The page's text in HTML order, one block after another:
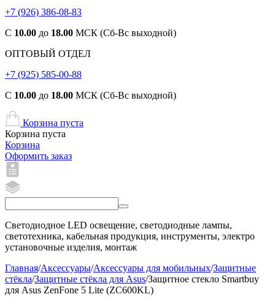
+7 (926) 386-08-83
С 10.00 до 18.00 МСК (Сб-Вс выходной)
ОПТОВЫЙ ОТДЕЛ
+7 (925) 585-00-88
С 10.00 до 18.00 МСК (Сб-Вс выходной)
Корзина пуста
Корзина пуста
Корзина
Оформить заказ
Светодиодное LED освещение, светодиодные лампы,
светотехника, кабельная продукция, инструменты, электро
установочные изделия, монтаж
Главная/Аксессуары/Аксессуары для мобильных/Защитные
стёкла/Защитные стёкла для Asus/Защитное стекло Smartbuy
для Asus ZenFone 5 Lite (ZC600KL)